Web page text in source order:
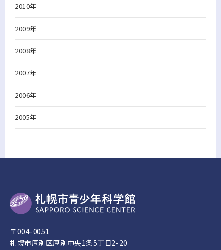
2010年
2009年
2008年
2007年
2006年
2005年
〒004-0051
札幌市厚別区厚別中央1条5丁目2-20